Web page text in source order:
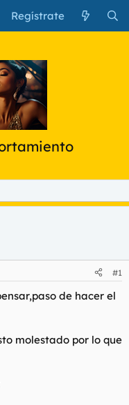
Regístrate
#1
de hacer el
molestado por lo que